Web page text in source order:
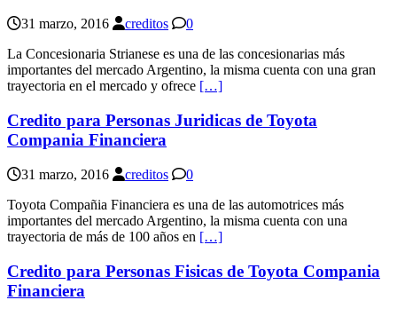
31 marzo, 2016 creditos
0
La Concesionaria Strianese es una de las concesionarias más
importantes del mercado Argentino, la misma cuenta con una gran
trayectoria en el mercado y ofrece […]
Credito para Personas Juridicas de Toyota
Compania Financiera
31 marzo, 2016 creditos
0
Toyota Compañia Financiera es una de las automotrices más
importantes del mercado Argentino, la misma cuenta con una
trayectoria de más de 100 años en […]
Credito para Personas Fisicas de Toyota Compania
Financiera